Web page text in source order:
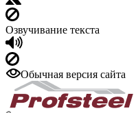
Озвучивание текста
Обычная версия сайта